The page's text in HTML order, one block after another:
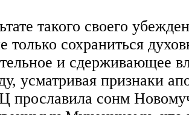
такого своего
только сохраниться
и сдерживающее
усматривая признаки
прославила сонм